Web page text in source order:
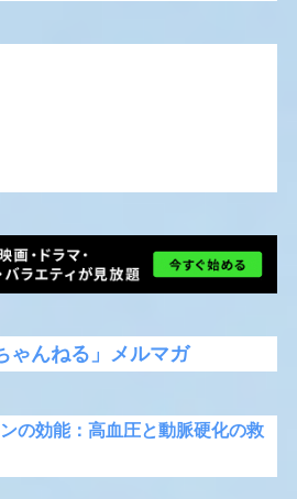
ゃんねる」メルマガ
の効能：高血圧と動脈硬化の救